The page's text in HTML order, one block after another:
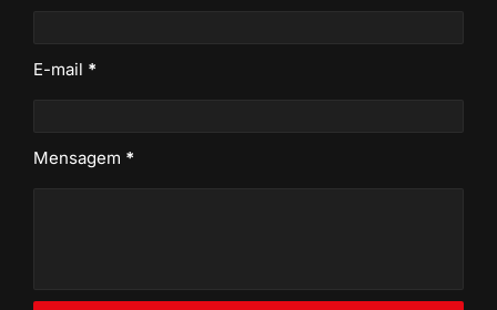
E-mail *
Mensagem *